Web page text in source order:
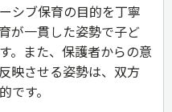
シブ保育の目的を丁寧
が一貫した姿勢で子ど
。また、保護者からの意
映させる姿勢は、双方
です。